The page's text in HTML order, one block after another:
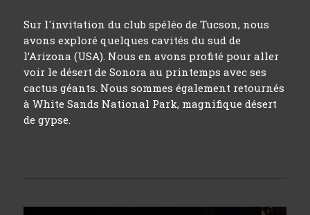
Sur l'invitation du club spéléo de Tucson, nous
avons exploré quelques cavités du sud de
l’Arizona (USA). Nous en avons profité pour aller
voir le désert de Sonora au printemps avec ses
cactus géants. Nous sommes également retournés
à White Sands National Park, magnifique désert
de gypse.